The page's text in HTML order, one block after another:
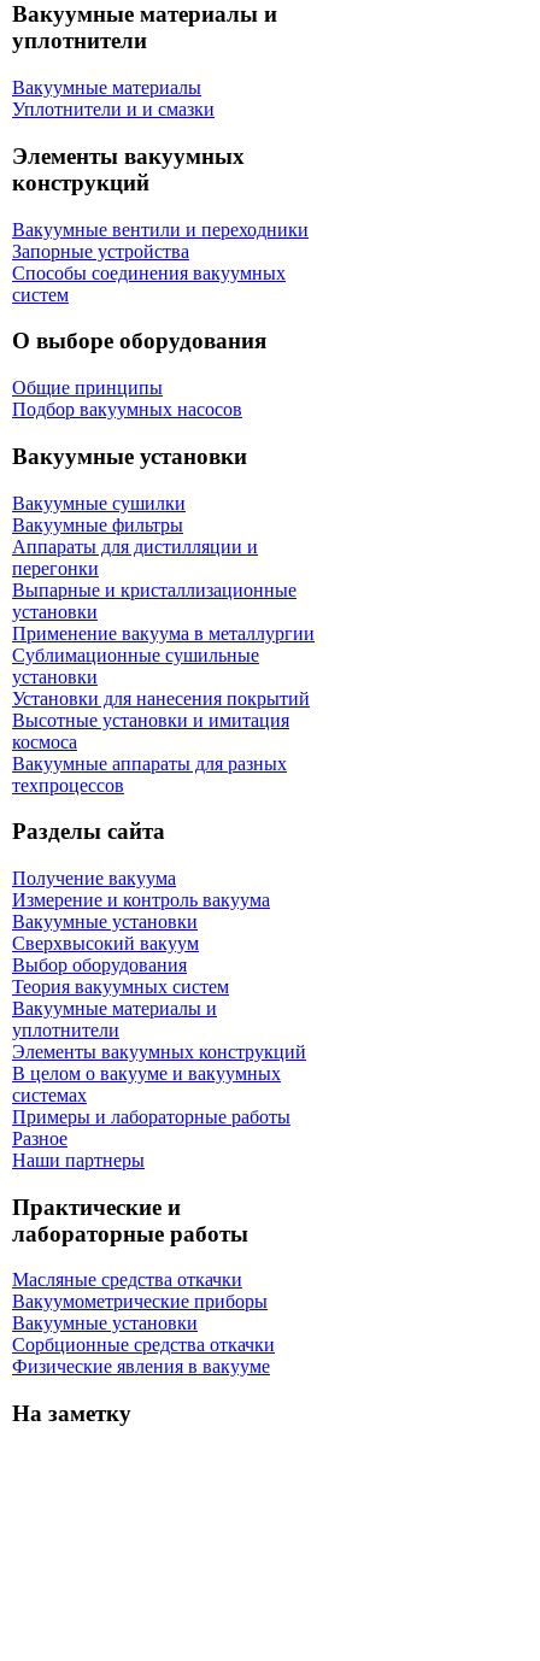
Вакуумные материалы и
уплотнители
Вакуумные материалы
Уплотнители и и смазки
Элементы вакуумных
конструкций
Вакуумные вентили и переходники
Запорные устройства
Способы соединения вакуумных
систем
О выборе оборудования
Общие принципы
Подбор вакуумных насосов
Вакуумные установки
Вакуумные сушилки
Вакуумные фильтры
Аппараты для дистилляции и
перегонки
Выпарные и кристаллизационные
установки
Применение вакуума в металлургии
Сублимационные сушильные
установки
Установки для нанесения покрытий
Высотные установки и имитация
космоса
Вакуумные аппараты для разных
техпроцессов
Разделы сайта
Получение вакуума
Измерение и контроль вакуума
Вакуумные установки
Сверхвысокий вакуум
Выбор оборудования
Теория вакуумных систем
Вакуумные материалы и
уплотнители
Элементы вакуумных конструкций
В целом о вакууме и вакуумных
системах
Примеры и лабораторные работы
Разное
Наши партнеры
Практические и
лабораторные работы
Масляные средства откачки
Вакуумометрические приборы
Вакуумные установки
Сорбционные средства откачки
Физические явления в вакууме
На заметку